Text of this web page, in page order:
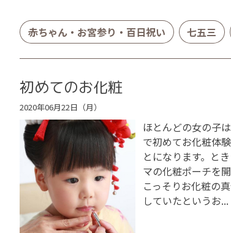
赤ちゃん・お宮参り・百日祝い 七五三
初めてのお化粧
2020年06月22日（月）
ほとんどの女の子
で初めてお化粧体
とになります。と
マの化粧ポーチを開
こっそりお化粧の
していたというお...